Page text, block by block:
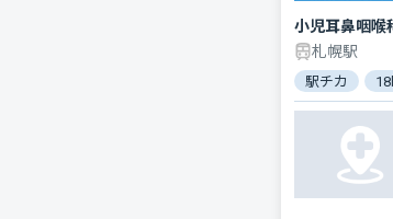
小児耳鼻咽喉
札幌駅
駅チカ